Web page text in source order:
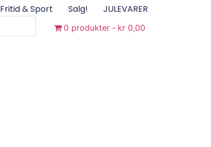
Fritid & Sport Salg! JULEVARER
0 produkter kr 0,00